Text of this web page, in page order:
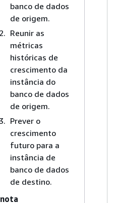
banco de dados
de origem.
Reunir as
métricas
históricas de
crescimento da
instância do
banco de dados
de origem.
Prever o
crescimento
futuro para a
instância de
banco de dados
de destino.
nota